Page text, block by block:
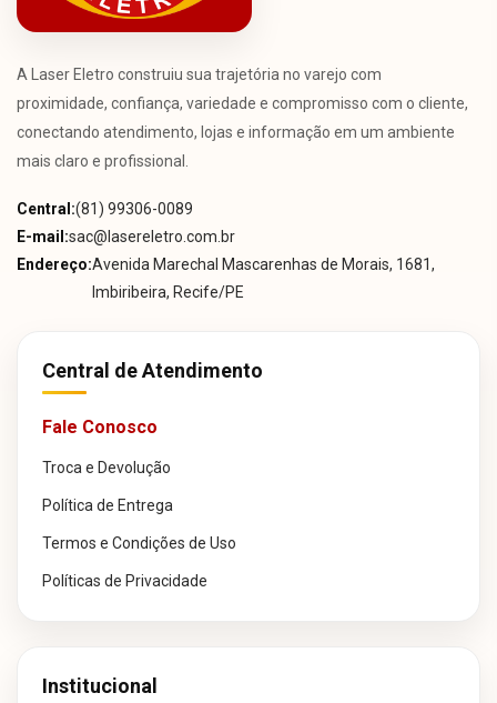
A Laser Eletro construiu sua trajetória no varejo com
proximidade, confiança, variedade e compromisso com o cliente,
conectando atendimento, lojas e informação em um ambiente
mais claro e profissional.
Central:(81) 99306-0089
E-mail:sac@lasereletro.com.br
Endereço:Avenida Marechal Mascarenhas de Morais, 1681,
Imbiribeira, Recife/PE
Central de Atendimento
Fale Conosco
Troca e Devolução
Política de Entrega
Termos e Condições de Uso
Políticas de Privacidade
Institucional